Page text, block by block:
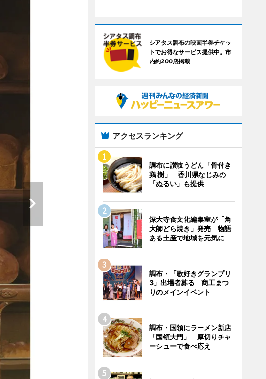
シアタス調布の映画半券チケッ
トでお得なサービス提供中。市
内約200店掲載
アクセスランキング
調布に讃岐うどん「骨付き
鶏 樹」 香川県なじみの
「ぬるい」も提供
深大寺食文化編集室が「角
大師どら焼き」発売 物語
ある土産で地域を元気に
調布・「歌好きグランプリ
3」出場者募る 商工まつ
りのメインイベント
調布・国領にラーメン新店
「国領大門」 厚切りチャ
ーシューで食べ応え